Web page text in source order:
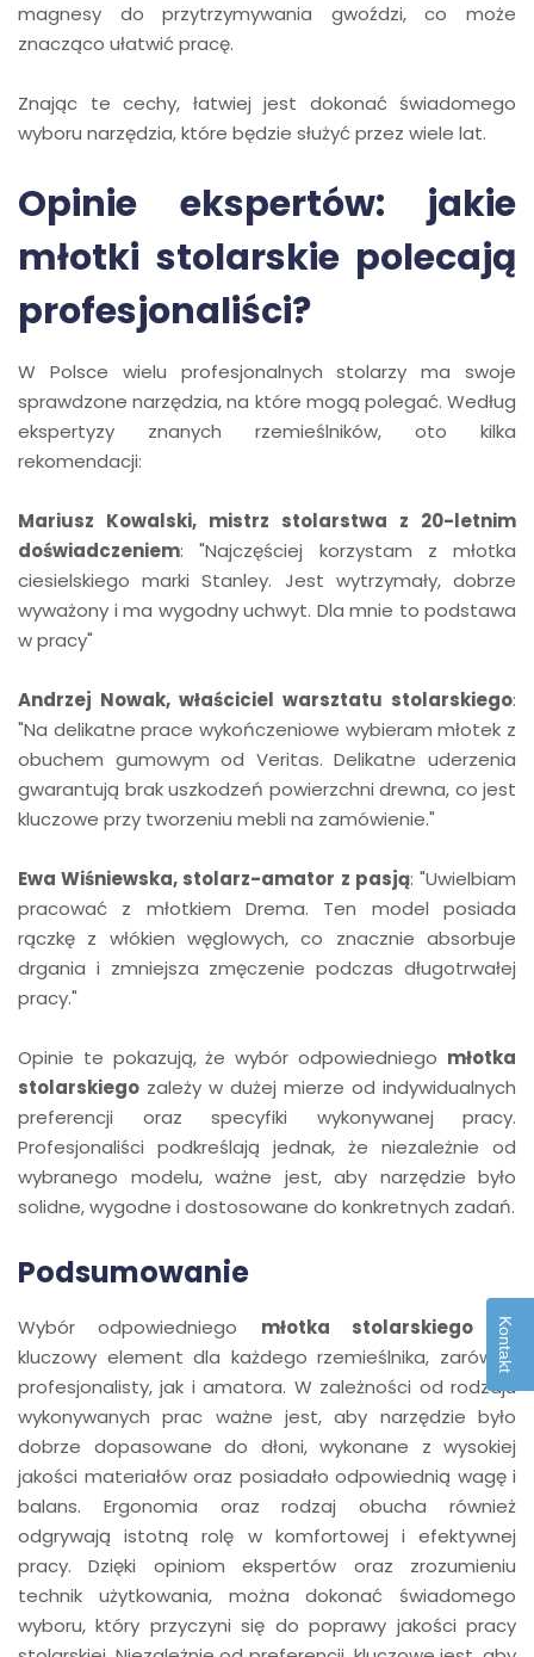
magnesy do przytrzymywania gwoździ, co może
znacząco ułatwić pracę.
Znając te cechy, łatwiej jest dokonać świadomego
wyboru narzędzia, które będzie służyć przez wiele lat.
Opinie ekspertów: jakie
młotki stolarskie polecają
profesjonaliści?
W Polsce wielu profesjonalnych stolarzy ma swoje
sprawdzone narzędzia, na które mogą polegać. Według
ekspertyzy znanych rzemieślników, oto kilka
rekomendacji:
Mariusz Kowalski, mistrz stolarstwa z 20-letnim
doświadczeniem: "Najczęściej korzystam z młotka
ciesielskiego marki Stanley. Jest wytrzymały, dobrze
wyważony i ma wygodny uchwyt. Dla mnie to podstawa
w pracy"
Andrzej Nowak, właściciel warsztatu stolarskiego:
"Na delikatne prace wykończeniowe wybieram młotek z
obuchem gumowym od Veritas. Delikatne uderzenia
gwarantują brak uszkodzeń powierzchni drewna, co jest
kluczowe przy tworzeniu mebli na zamówienie."
Ewa Wiśniewska, stolarz-amator z pasją: "Uwielbiam
pracować z młotkiem Drema. Ten model posiada
rączkę z włókien węglowych, co znacznie absorbuje
drgania i zmniejsza zmęczenie podczas długotrwałej
pracy."
Opinie te pokazują, że wybór odpowiedniego młotka
stolarskiego zależy w dużej mierze od indywidualnych
preferencji oraz specyfiki wykonywanej pracy.
Profesjonaliści podkreślają jednak, że niezależnie od
wybranego modelu, ważne jest, aby narzędzie było
solidne, wygodne i dostosowane do konkretnych zadań.
Podsumowanie
Wybór odpowiedniego młotka stolarskiegoto
kluczowy element dla każdego rzemieślnika, zarówno
profesjonalisty, jak i amatora. W zależności od rodzaju
wykonywanych prac ważne jest, aby narzędzie było
dobrze dopasowane do dłoni, wykonane z wysokiej
jakości materiałów oraz posiadało odpowiednią wagę i
balans. Ergonomia oraz rodzaj obucha również
odgrywają istotną rolę w komfortowej i efektywnej
pracy. Dzięki opiniom ekspertów oraz zrozumieniu
technik użytkowania, można dokonać świadomego
wyboru, który przyczyni się do poprawy jakości pracy
Kontakt